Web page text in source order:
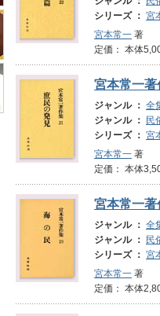
シリーズ ： 宮
宮本常一 著
定価： 本体
宮本常一
ジャンル ： 全
ジャンル ：
民
シリーズ ： 宮
宮本常一 著
定価： 本体
宮本常一
ジャンル ： 全
ジャンル ：
民
シリーズ ： 宮
宮本常一 著
定価： 本体